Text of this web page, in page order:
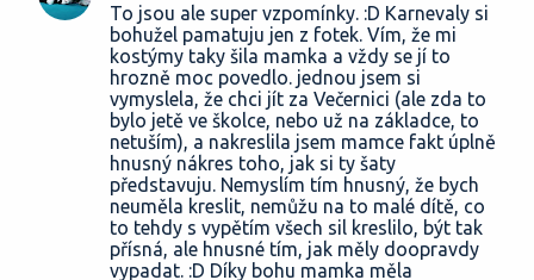
To jsou ale super vzpomínky. :D Karnevaly si
bohužel pamatuju jen z fotek. Vím, že mi
kostýmy taky šila mamka a vždy se jí to
hrozně moc povedlo. jednou jsem si
vymyslela, že chci jít za Večernici (ale zda to
bylo jetě ve školce, nebo už na základce, to
netuším), a nakreslila jsem mamce fakt úplně
hnusný nákres toho, jak si ty šaty
představuju. Nemyslím tím hnusný, že bych
neuměla kreslit, nemůžu na to malé dítě, co
to tehdy s vypětím všech sil kreslilo, být tak
přísná, ale hnusné tím, jak měly doopravdy
vypadat. :D Díky bohu mamka měla